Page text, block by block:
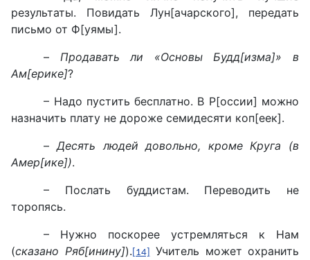
результаты. Повидать Лун[ачарского], передать
письмо от Ф[уямы].
– Продавать ли «Основы Будд[изма]» в
Ам[ерике]?
– Надо пустить бесплатно. В Р[оссии] можно
назначить плату не дороже семидесяти коп[еек].
–Десять людей довольно, кроме Круга (в
Амер[ике]).
– Послать буддистам. Переводить не
торопясь.
– Нужно поскорее устремляться к Нам
(сказано Ряб[инину]). [14]
Учитель может охранить